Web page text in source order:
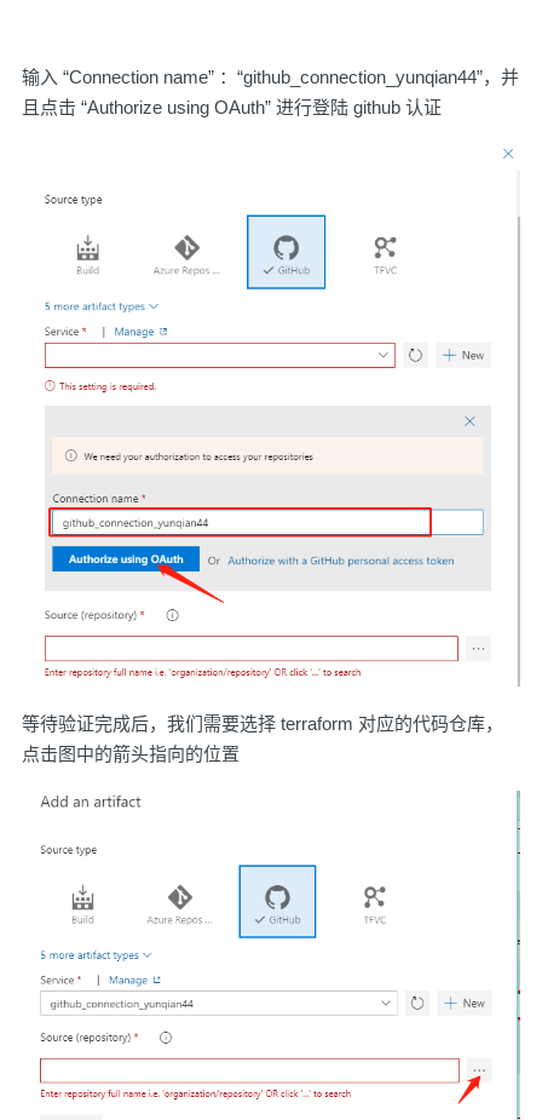
输入 “Connection name” ：“github_connection_yunqian44”，并
且点击 “Authorize using OAuth” 进行登陆 github 认证
等待验证完成后，我们需要选择 terraform 对应的代码仓库，
点击图中的箭头指向的位置